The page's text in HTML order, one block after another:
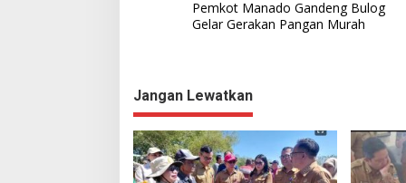
a
g
a
s
i
Pemkot Manado Gandeng Bulog
Gelar Gerakan Pangan Murah
Jangan Lewatkan